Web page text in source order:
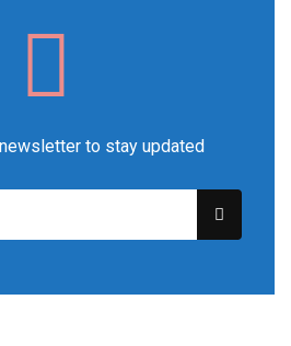
to stay updated